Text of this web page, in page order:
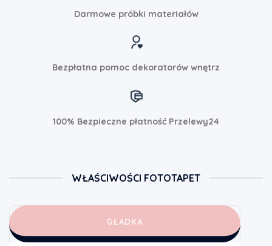
Darmowe próbki materiałów
Bezpłatna pomoc dekoratorów wnętrz
100% Bezpieczne płatność Przelewy24
WŁAŚCIWOŚCI FOTOTAPET
GŁADKA